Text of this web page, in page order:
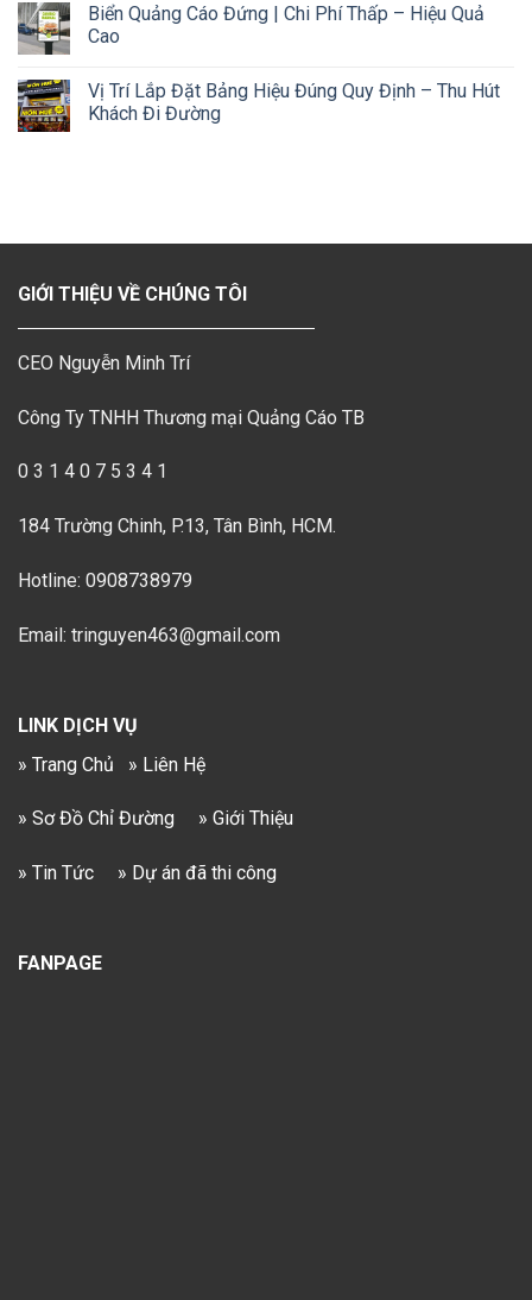
Biển Quảng Cáo Đứng | Chi Phí Thấp – Hiệu Quả
Cao
Vị Trí Lắp Đặt Bảng Hiệu Đúng Quy Định – Thu Hút
Khách Đi Đường
GIỚI THIỆU VỀ CHÚNG TÔI
CEO Nguyễn Minh Trí
Công Ty TNHH Thương mại Quảng Cáo TB
0 3 1 4 0 7 5 3 4 1
184 Trường Chinh, P.13, Tân Bình, HCM.
Hotline: 0908738979
Email: tringuyen463@gmail.com
LINK DỊCH VỤ
» Trang Chủ
» Liên Hệ
» Sơ Đồ Chỉ Đường » Giới Thiệu
» Tin Tức » Dự án đã thi công
FANPAGE